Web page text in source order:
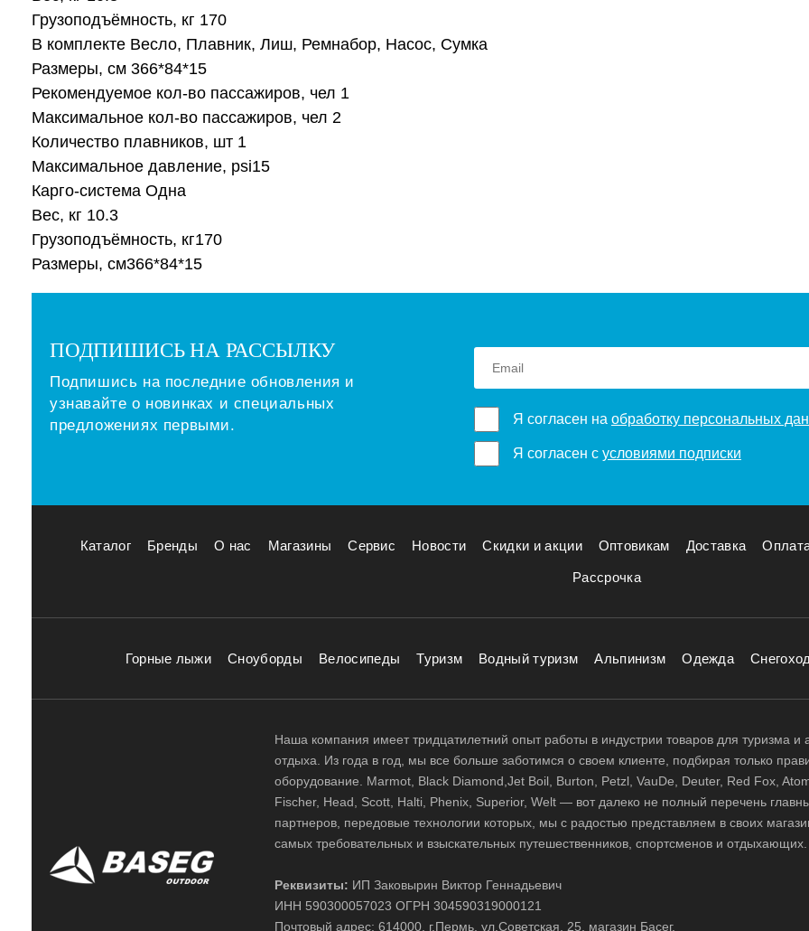
Грузоподъёмность, кг 170
В комплекте Весло, Плавник, Лиш, Ремнабор, Насос, Сумка
Размеры, см 366*84*15
Рекомендуемое кол-во пассажиров, чел 1
Максимальное кол-во пассажиров, чел 2
Количество плавников, шт 1
Максимальное давление, psi15
Карго-система Одна
Вес, кг 10.3
Грузоподъёмность, кг170
Размеры, см366*84*15
ПОДПИШИСЬ НА РАССЫЛКУ
Подпишись на последние обновления и
узнавайте о новинках и специальных
предложениях первыми.
Я согласен на обработку персональных
Я согласен с условиями подписки
Каталог Бренды О нас Магазины Сервис Новости Скидки и акции Оптовикам Доставка
Рассрочка
Горные лыжи Сноуборды Велосипеды Туризм Водный туризм Альпинизм Одежда
Наша компания имеет тридцатилетний опыт работы в индустрии товаров для туризма и
отдыха. Из года в год, мы все больше заботимся о своем клиенте, подбирая только
оборудование. Marmot, Black Diamond,Jet Boil, Burton, Petzl, VauDe, Deuter, Red Fox,
Fischer, Head, Scott, Halti, Phenix, Superior, Welt — вот далеко не полный перечень
партнеров, передовые технологии которых, мы с радостью представляем в своих
самых требовательных и взыскательных путешественников, спортсменов и отдыхающих.
Реквизиты: ИП Заковырин Виктор Геннадьевич
ИНН 590300057023 ОГРН 304590319000121
Почтовый адрес: 614000, г.Пермь, ул.Советская, 25, магазин Басег.